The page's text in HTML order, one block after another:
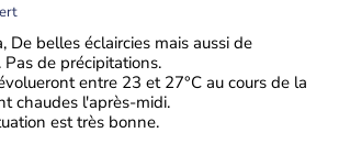
De belles éclaircies mais aussi de
de précipitations.
entre 23 et 27°C au cours de la
chaudes l'après-midi.
est très bonne.